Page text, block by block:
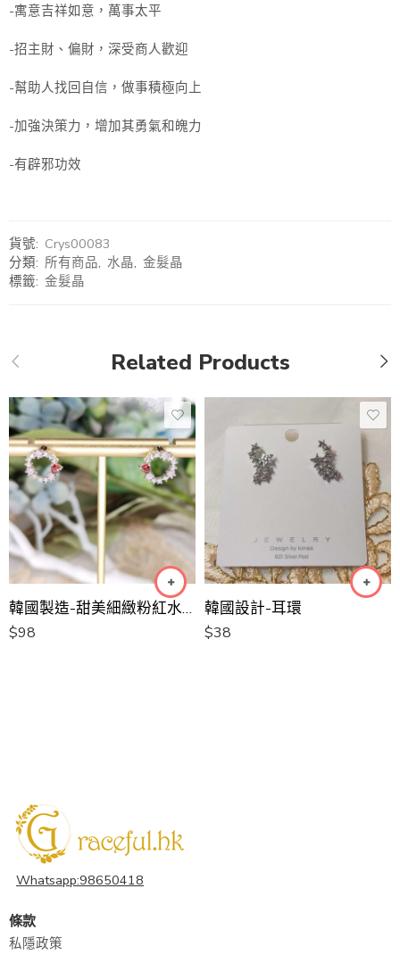
-寓意吉祥如意，萬事太平
-招主財、偏財，深受商人歡迎
-幫助人找回自信，做事積極向上
-加強決策力，增加其勇氣和魄力
-有辟邪功效
貨號: Crys00083
分類: 所有商品, 水晶, 金髮晶
標籤: 金髮晶
Related Products
韓國製造-甜美細緻粉紅水晶閃圈圈耳環
$98
韓國設計-耳環
$38
Whatsapp:98650418
條款
私隱政策